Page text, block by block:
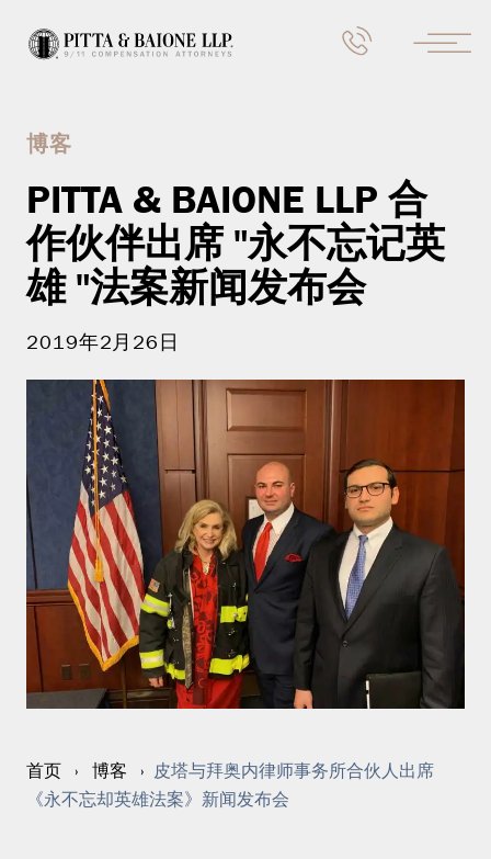
博客
PITTA & BAIONE LLP 合
作伙伴出席 "永不忘记英
雄 "法案新闻发布会
2019年2月26日
首页 › 博客 ›
皮塔与拜奥内律师事务所合伙人出席
《永不忘却英雄法案》新闻发布会